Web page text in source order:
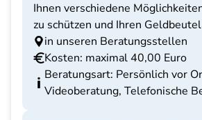
Ihnen verschiedene
zu schützen und Ihren
in unseren Beratungsstellen
Kosten: maximal 40,00 Euro
Beratungsart: Persönlich vor
Videoberatung, Telefonische